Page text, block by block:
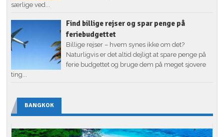
særlige ved...
Find billige rejser og spar penge på
feriebudgettet
Billige rejser – hvem synes ikke om det?
Naturligvis er det altid dejligt at spare penge på
ferie budgettet og bruge dem på meget sjovere
ting...
BANGKOK